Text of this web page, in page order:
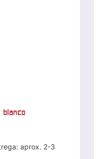
blanco
aprox. 2-3